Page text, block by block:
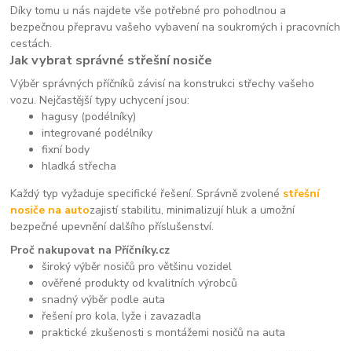
Díky tomu u nás najdete vše potřebné pro pohodlnou a
bezpečnou přepravu vašeho vybavení na soukromých i pracovních
cestách.
Jak vybrat správné střešní nosiče
Výběr správných příčníků závisí na konstrukci střechy vašeho
vozu. Nejčastější typy uchycení jsou:
hagusy (podélníky)
integrované podélníky
fixní body
hladká střecha
Každý typ vyžaduje specifické řešení. Správně zvolené střešní
nosiče na autozajistí stabilitu, minimalizují hluk a umožní
bezpečné upevnění dalšího příslušenství.
Proč nakupovat na Příčníky.cz
široký výběr nosičů pro většinu vozidel
ověřené produkty od kvalitních výrobců
snadný výběr podle auta
řešení pro kola, lyže i zavazadla
praktické zkušenosti s montážemi nosičů na auta